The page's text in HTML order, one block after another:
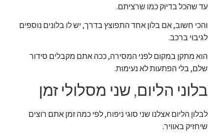
עד שהכל בדיוק כמו שרציתם.
והכי חשוב, אם בלון אחד התפוצץ בדרך, יש לו בלונים נוספים
לגיבוי ברכב.
הוא מתקן במקום לפני המסירה, ככה אתם מקבלים סידור
שלם, בלי הפתעות לא נעימות.
בלוני הליום, שני מסלולי זמן
לבלון הליום אצלנו שני סוגי ניפוח, לפי כמה זמן אתם רוצים
שיחזיק באוויר.